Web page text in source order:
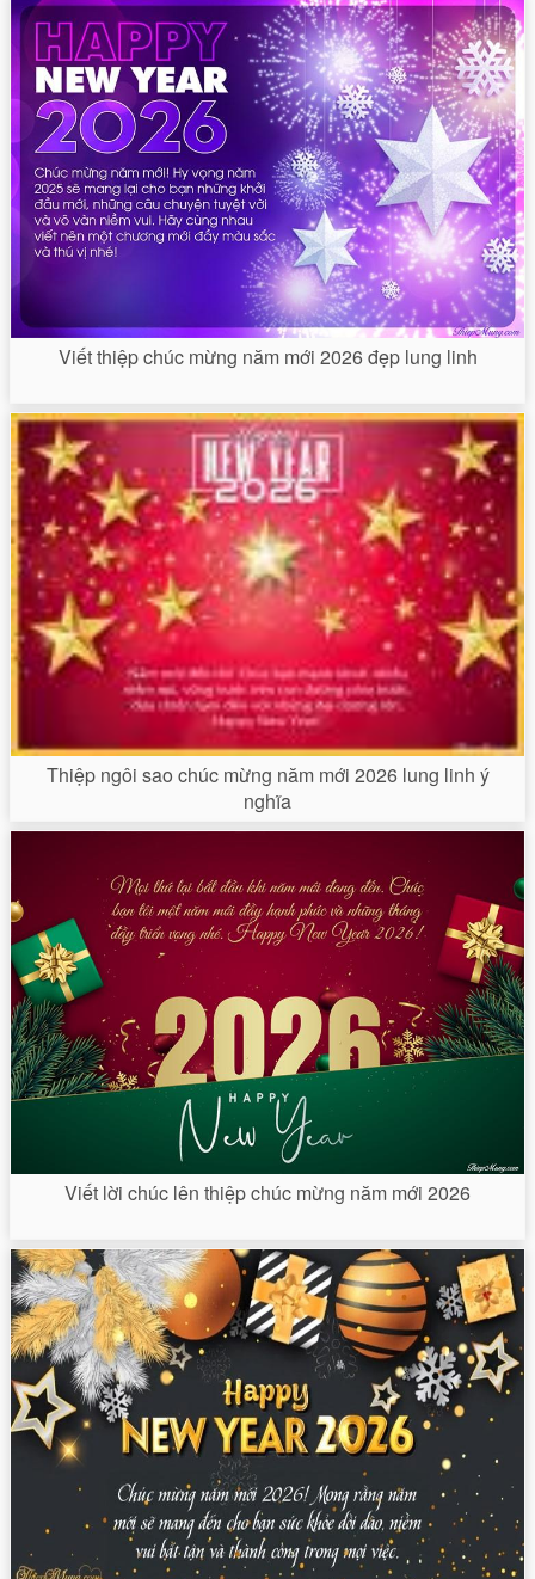
Viết thiệp chúc mừng năm mới 2026 đẹp lung linh
Thiệp ngôi sao chúc mừng năm mới 2026 lung linh ý
nghĩa
Viết lời chúc lên thiệp chúc mừng năm mới 2026